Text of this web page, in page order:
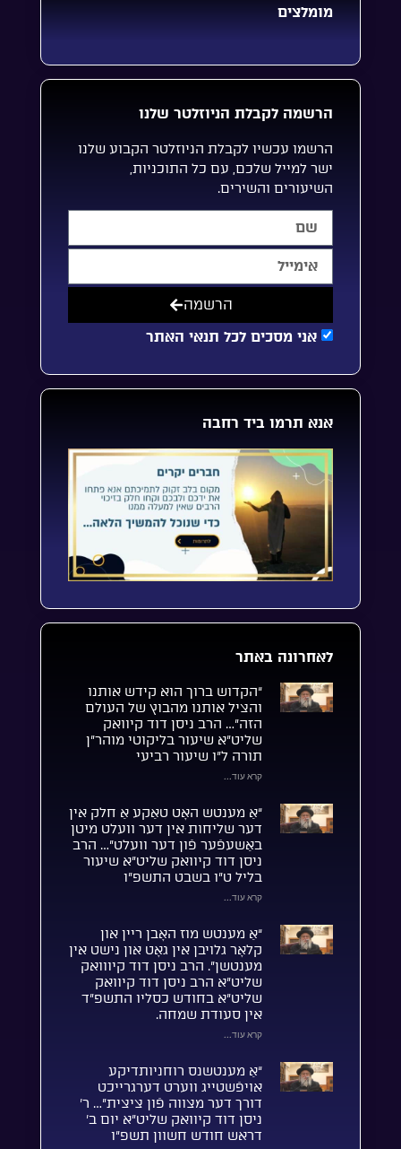
מומלצים
הרשמה לקבלת הניוזלטר שלנו
הרשמו עכשיו לקבלת הניוזלטר הקבוע שלנו
ישר למייל שלכם, עם כל התוכניות,
השיעורים והשירים.
אני מסכים לכל תנאי האתר
הרשמה
אנא תרמו ביד רחבה
לאחרונה באתר
“הקדוש ברוך הוא קידש אותנו
והציל אותנו מהבוץ של העולם
הזה”… הרב ניסן דוד קיוואק
שליט”א שיעור בליקוטי מוהר”ן
תורה ל”ו שיעור רביעי
קרא עוד...
“אַ מענטש האָט טאַקע אַ חלק אין
דער שליחות אין דער וועלט מיטן
באַשעפֿער פֿון דער וועלט”… הרב
ניסן דוד קיוואק שליט”א שיעור
בליל ט”ו בשבט התשפ”ו
קרא עוד...
“אַ מענטש מוז האָבן ריין און
קלאָר גלויבן אין גאָט און נישט אין
מענטשן”. הרב ניסן דוד קיווואק
שליט”א הרב ניסן דוד קיוואק
שליט”א בחודש כסליו התשפ”ד
אין סעודת שמחה.
קרא עוד...
“אַ מענטשנס רוחניותדיקע
אויפֿשטייג ווערט דערגרייכט
דורך דער מצווה פֿון ציצית”… ר’
ניסן דוד קיוואק שליט”א יום ב’
דראש חודש חשוון תשפ”ו